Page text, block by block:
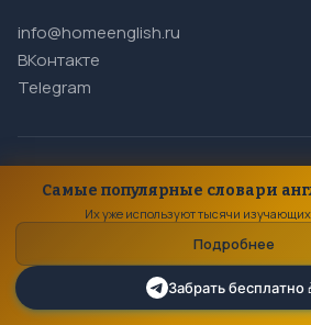
info@homeenglish.ru
ВКонтакте
Telegram
© 2005–2026 HomeEnglish. Все
Копирование материалов
Самые популярные словари
Их уже используют тысячи
Подробнее
Забрать бесплатно